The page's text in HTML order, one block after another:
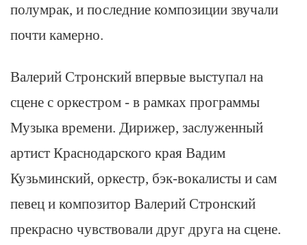
полумрак, и последние композиции звучали
почти камерно.
Валерий Стронский впервые выступал на
сцене с оркестром - в рамках программы
Музыка времени. Дирижер, заслуженный
артист Краснодарского края Вадим
Кузьминский, оркестр, бэк-вокалисты и сам
певец и композитор Валерий Стронский
прекрасно чувствовали друг друга на сцене.